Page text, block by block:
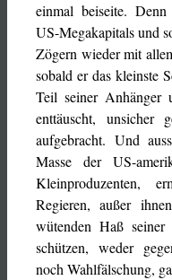
einmal beiseite.
US-Megakapitals und
Zögern wieder mit
sobald er das kleinste
Teil seiner Anhänger
enttäuscht, unsicher
aufgebracht. Und
Masse der US-
Kleinproduzenten,
Regieren, außer
wütenden Haß seiner
schützen, weder
noch Wahlfälschung,